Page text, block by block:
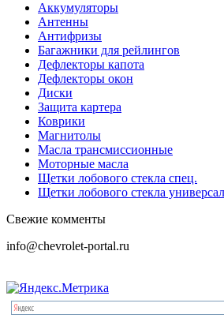
Аккумуляторы
Антенны
Антифризы
Багажники для рейлингов
Дефлекторы капота
Дефлекторы окон
Диски
Защита картера
Коврики
Магнитолы
Масла трансмиссионные
Моторные масла
Щетки лобового стекла спец.
Щетки лобового стекла
Свежие комменты
info@chevrolet-portal.ru